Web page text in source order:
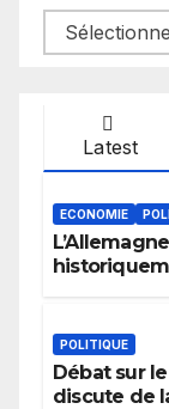
Archives
Latest
ECONOMIE
POLITIQUE
Débat sur
discute de